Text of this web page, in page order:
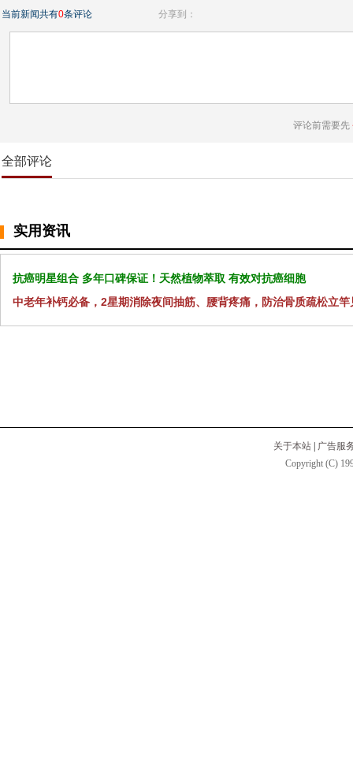
当前新闻共有0条评论 分享到：
评论前需要先
全部评论
实用资讯
抗癌明星组合 多年口碑保证！天然植物萃取 有效对抗癌细胞
中老年补钙必备，2星期消除夜间抽筋、腰背疼痛，防治骨质疏松立竿
关于本站
广告服
Copyright (C)